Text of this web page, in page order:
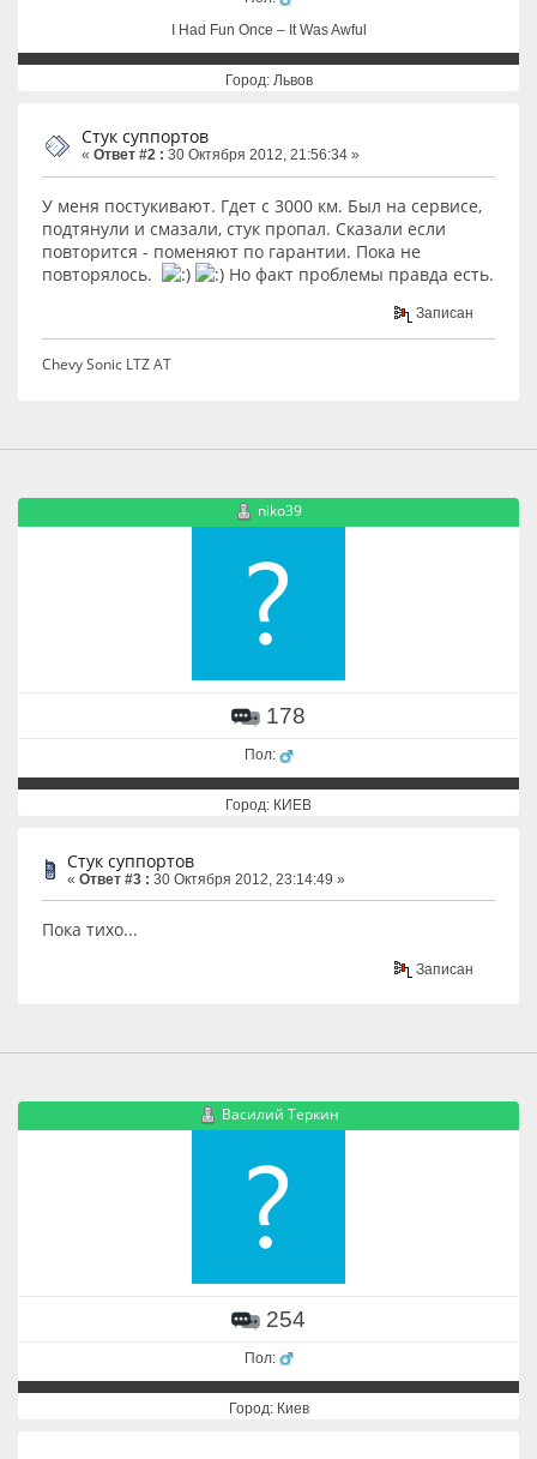
I Had Fun Once – It Was Awful
Город: Львов
Стук суппортов
« Ответ #2 : 30 Октября 2012, 21:56:34 »
У меня постукивают. Гдет с 3000 км. Был на сервисе,
подтянули и смазали, стук пропал. Сказали если
повторится - поменяют по гарантии. Пока не
повторялось.
Но факт проблемы правда есть.
Записан
Chevy Sonic LTZ AT
niko39
178
Пол:
Город: КИЕВ
Стук суппортов
« Ответ #3 : 30 Октября 2012, 23:14:49 »
Пока тихо...
Записан
Василий Теркин
254
Пол:
Город: Киев